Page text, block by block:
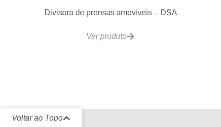
Divisora de prensas amovíveis – DSA
Ver produto
Voltar ao Topo